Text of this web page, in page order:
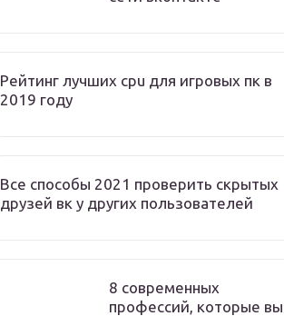
Рейтинг лучших cpu для игровых пк в
2019 году
Все способы 2021 проверить скрытых
друзей вк у других пользователей
8 современных
профессий, которые вы